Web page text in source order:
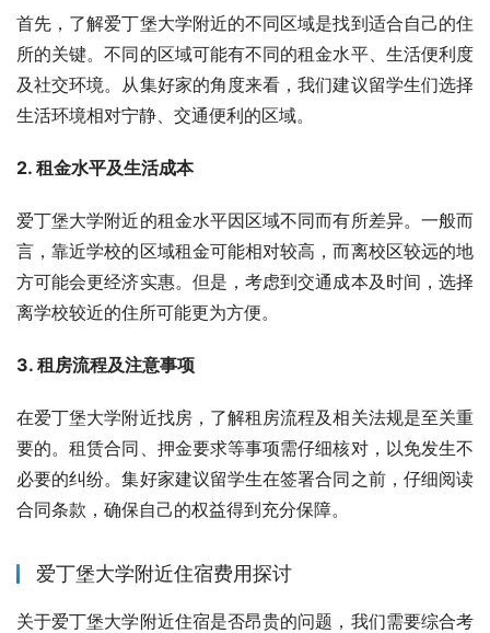
首先，了解爱丁堡大学附近的不同区域是找到适合自己的住
所的关键。不同的区域可能有不同的租金水平、生活便利度
及社交环境。从集好家的角度来看，我们建议留学生们选择
生活环境相对宁静、交通便利的区域。
2. 租金水平及生活成本
爱丁堡大学附近的租金水平因区域不同而有所差异。一般而
言，靠近学校的区域租金可能相对较高，而离校区较远的地
方可能会更经济实惠。但是，考虑到交通成本及时间，选择
离学校较近的住所可能更为方便。
3. 租房流程及注意事项
在爱丁堡大学附近找房，了解租房流程及相关法规是至关重
要的。租赁合同、押金要求等事项需仔细核对，以免发生不
必要的纠纷。集好家建议留学生在签署合同之前，仔细阅读
合同条款，确保自己的权益得到充分保障。
爱丁堡大学附近住宿费用探讨
关于爱丁堡大学附近住宿是否昂贵的问题，我们需要综合考